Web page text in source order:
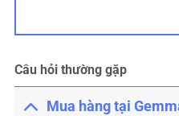
Câu hỏi thường gặp
Mua hàng tại